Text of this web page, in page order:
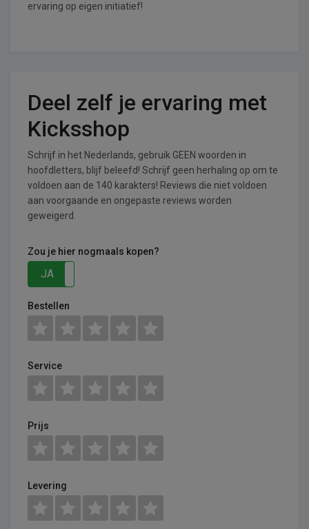
ervaring op eigen initiatief!
Deel zelf je ervaring met
Kicksshop
Schrijf in het Nederlands, gebruik GEEN woorden in
hoofdletters, blijf beleefd! Schrijf geen herhaling op om te
voldoen aan de 140 karakters! Reviews die niet voldoen
aan voorgaande en ongepaste reviews worden
geweigerd.
Zou je hier nogmaals kopen?
JA
Bestellen
Service
Prijs
Levering